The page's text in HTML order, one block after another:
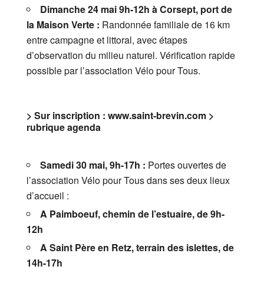
Dimanche 24 mai 9h-12h à Corsept, port de
la Maison Verte : Randonnée familiale de 16 km
entre campagne et littoral, avec étapes
d’observation du milieu naturel. Vérification rapide
possible par l’association Vélo pour Tous.
> Sur inscription : www.saint-brevin.com >
rubrique agenda
Samedi 30 mai, 9h-17h : Portes ouvertes de
l’association Vélo pour Tous dans ses deux lieux
d’accueil :
A Paimboeuf, chemin de l’estuaire, de 9h-
12h
A Saint Père en Retz, terrain des islettes, de
14h-17h